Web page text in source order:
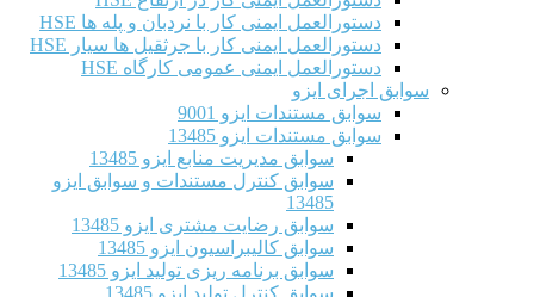
دستورالعمل ایمنی کار با نردبان و پله ها HSE
دستورالعمل ایمنی کار با جرثقیل ها سیار HSE
دستورالعمل ایمنی عمومی کارگاه HSE
سوابق اجرای ایزو
سوابق مستندات ایزو 9001
سوابق مستندات ایزو 13485
سوابق مدیریت منابع ایزو 13485
سوابق کنترل مستندات و سوابق ایزو
13485
سوابق رضایت مشتری ایزو 13485
سوابق كاليبراسيون ایزو 13485
سوابق برنامه ریزی تولید ایزو 13485
سوابق کنترل تولید ایزو 13485